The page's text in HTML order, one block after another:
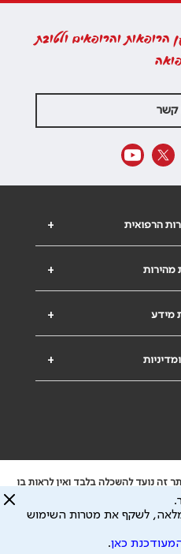
הרופאות והרופאים ולטובת
קשר
+ הרפואית
+ מהירות
+ מידע
+
זה נועד להשכלה בלבד ואין לראות בו
לתוכן המתפרסם באתר זה ולכל נזק
להיגרם.
לצורך מתן השרות וכי חלק ממנו עשוי
למדיניות הפרטיות
מלאה, לשקף את מטרות השימוש
כאן.